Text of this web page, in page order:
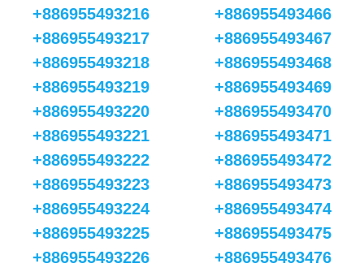
+886955493216
+886955493217
+886955493218
+886955493219
+886955493220
+886955493221
+886955493222
+886955493223
+886955493224
+886955493225
+886955493226
+886955493466
+886955493467
+886955493468
+886955493469
+886955493470
+886955493471
+886955493472
+886955493473
+886955493474
+886955493475
+886955493476